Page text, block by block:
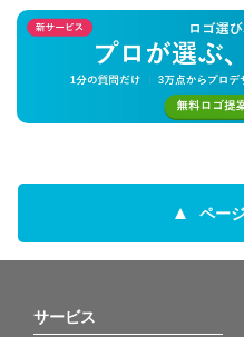
ペー
サービス